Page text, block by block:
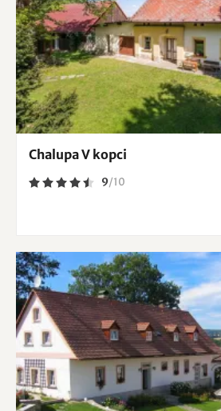
Chalupa V kopci
9/10